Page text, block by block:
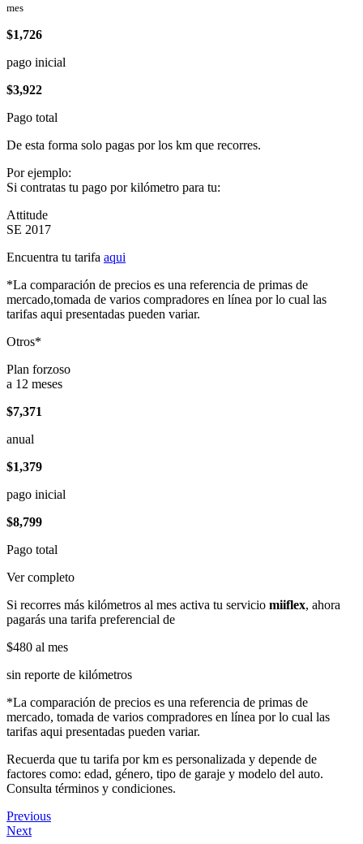
mes
$1,726
pago inicial
$3,922
Pago total
De esta forma solo pagas por los km que recorres.
Por ejemplo:
Si contratas tu pago por kilómetro para tu:
Attitude
SE 2017
Encuentra tu tarifa aqui
*La comparación de precios es una referencia de primas de
mercado,tomada de varios compradores en línea por lo cual las
tarifas aqui presentadas pueden variar.
Otros*
Plan forzoso
a 12 meses
$7,371
anual
$1,379
pago inicial
$8,799
Pago total
Ver completo
Si recorres más kilómetros al mes activa tu servicio miiflex, ahora
pagarás una tarifa preferencial de
$480 al mes
sin reporte de kilómetros
*La comparación de precios es una referencia de primas de
mercado, tomada de varios compradores en línea por lo cual las
tarifas aqui presentadas pueden variar.
Recuerda que tu tarifa por km es personalizada y depende de
factores como: edad, género, tipo de garaje y modelo del auto.
Consulta términos y condiciones.
Previous
Next